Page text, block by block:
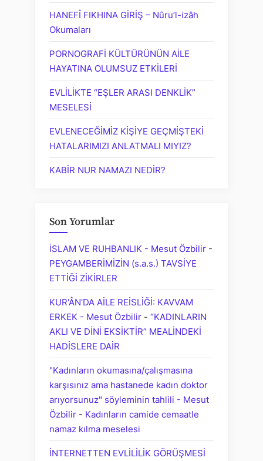
HANEFÎ FIKHINA GİRİŞ – Nûru’l-izâh
Okumaları
PORNOGRAFİ KÜLTÜRÜNÜN AİLE
HAYATINA OLUMSUZ ETKİLERİ
EVLİLİKTE “EŞLER ARASI DENKLİK”
MESELESİ
EVLENECEĞİMİZ KİŞİYE GEÇMİŞTEKİ
HATALARIMIZI ANLATMALI MIYIZ?
KABİR NUR NAMAZI NEDİR?
Son Yorumlar
İSLAM VE RUHBANLIK - Mesut Özbilir -
PEYGAMBERİMİZİN (s.a.s.) TAVSİYE
ETTİĞİ ZİKİRLER
KUR'ÂN'DA AİLE REİSLİĞİ: KAVVAM
ERKEK - Mesut Özbilir - “KADINLARIN
AKLI VE DİNİ EKSİKTİR” MEALİNDEKİ
HADİSLERE DAİR
"Kadınların okumasına/çalışmasına
karşısınız ama hastanede kadın doktor
arıyorsunuz" söyleminin tahlili - Mesut
Özbilir - Kadınların camide cemaatle
namaz kılma meselesi
İNTERNETTEN EVLİLİLİK GÖRÜŞMESİ